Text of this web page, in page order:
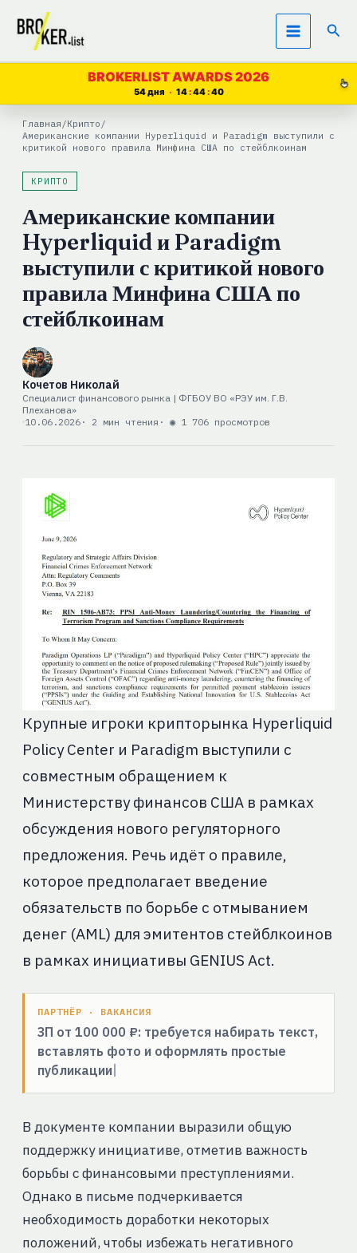
Перейти
содержимому
BROKERLIST AWARDS 2026
54 дня 14 44 39
Главная /Крипто /
Американские компании Hyperliquid и Paradigm выступили с
критикой нового правила Минфина США по стейблкоинам
КРИПТО
Американские компании
Hyperliquid и Paradigm
выступили с критикой нового
правила Минфина США по
стейблкоинам
Кочетов Николай
Специалист финансового рынка | ФГБОУ ВО «РЭУ им. Г.В.
Плеханова»
10.06.2026· 2 мин чтения · ◉ 1 706 просмотров
Крупные игроки крипторынка Hyperliquid
Policy Center и Paradigm выступили с
совместным обращением к
Министерству финансов США в рамках
обсуждения нового регуляторного
предложения. Речь идёт о правиле,
которое предполагает введение
обязательств по борьбе с отмыванием
денег (AML) для эмитентов стейблкоинов
в рамках инициативы GENIUS Act.
ПАРТНЁР · ВАКАНСИЯ
ЗП от 100 000 ₽: требуется набирать текст,
вставлять фото и оформлять простые
публикации
В документе компании выразили общую
поддержку инициативе, отметив важность
борьбы с финансовыми преступлениями.
Однако в письме подчеркивается
необходимость доработки некоторых
положений, чтобы избежать негативного